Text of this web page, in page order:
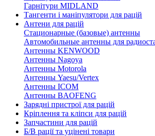
Гарнітури MIDLAND
Тангенти і маніпулятори для рацій
Антени для рацій
Стационарные (базовые) антенны
Автомобильные антенны для
Антенны KENWOOD
Антенны Nagoya
Антенны Motorola
Антенны Yaesu/Vertex
Антенны ICOM
Антенны BAOFENG
Зарядні пристрої для рацій
Кріплення та кліпси для рацій
Запчастини для рацій
Б/В рації та уцінені товари